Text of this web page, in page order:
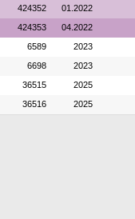
424352 01.2022
424353 04.2022
6589 2023
6698 2023
36515 2025
36516 2025